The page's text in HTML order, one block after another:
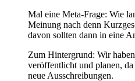
Mal eine Meta-Frage: Wie
Meinung nach denn
davon sollten dann in eine
Zum Hintergrund: Wir
veröffentlicht und planen,
neue Ausschreibungen.